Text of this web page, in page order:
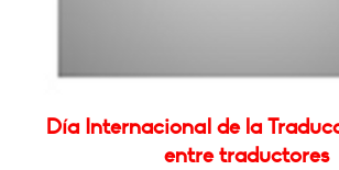
Día Internacional de la
entre traductores